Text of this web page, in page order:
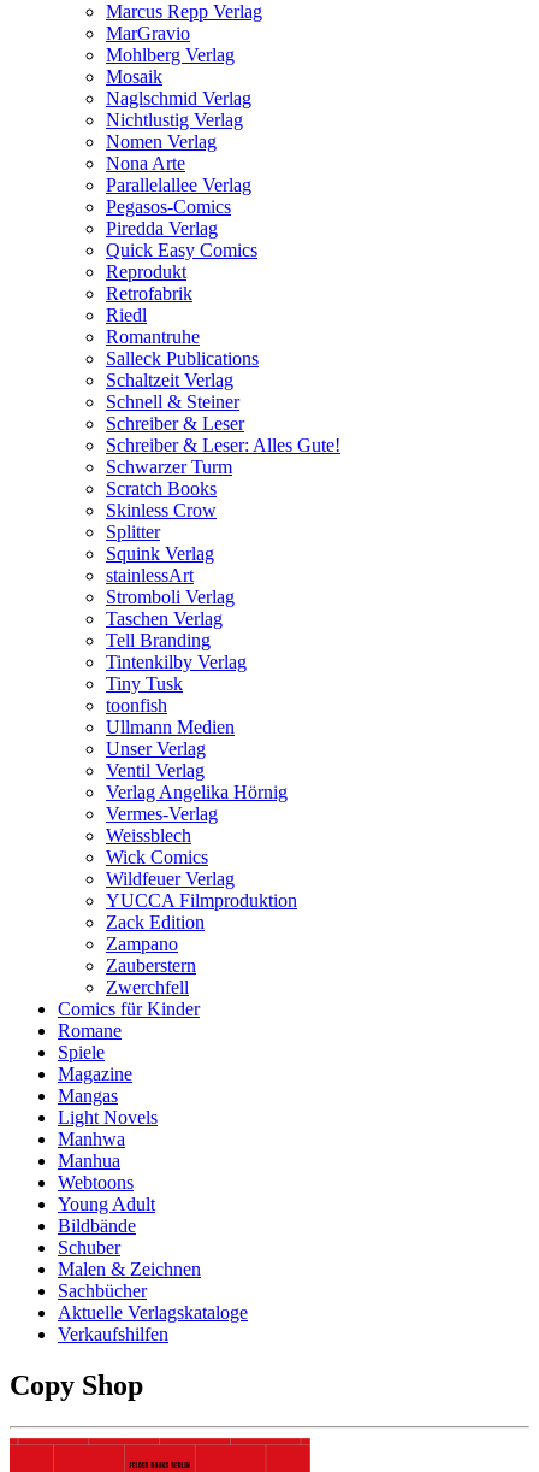
Marcus Repp Verlag
MarGravio
Mohlberg Verlag
Mosaik
Naglschmid Verlag
Nichtlustig Verlag
Nomen Verlag
Nona Arte
Parallelallee Verlag
Pegasos-Comics
Piredda Verlag
Quick Easy Comics
Reprodukt
Retrofabrik
Riedl
Romantruhe
Salleck Publications
Schaltzeit Verlag
Schnell & Steiner
Schreiber & Leser
Schreiber & Leser: Alles Gute!
Schwarzer Turm
Scratch Books
Skinless Crow
Splitter
Squink Verlag
stainlessArt
Stromboli Verlag
Taschen Verlag
Tell Branding
Tintenkilby Verlag
Tiny Tusk
toonfish
Ullmann Medien
Unser Verlag
Ventil Verlag
Verlag Angelika Hörnig
Vermes-Verlag
Weissblech
Wick Comics
Wildfeuer Verlag
YUCCA Filmproduktion
Zack Edition
Zampano
Zauberstern
Zwerchfell
Comics für Kinder
Romane
Spiele
Magazine
Mangas
Light Novels
Manhwa
Manhua
Webtoons
Young Adult
Bildbände
Schuber
Malen & Zeichnen
Sachbücher
Aktuelle Verlagskataloge
Verkaufshilfen
Copy Shop